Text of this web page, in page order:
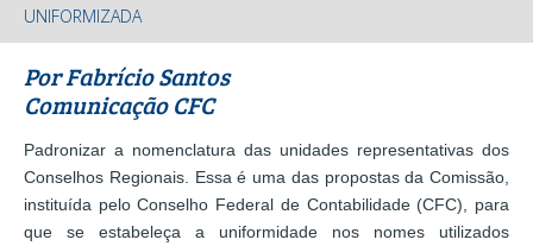
UNIFORMIZADA
Por Fabrício Santos
Comunicação CFC
Padronizar a nomenclatura das unidades representativas dos
Conselhos Regionais. Essa é uma das propostas da Comissão,
instituída pelo Conselho Federal de Contabilidade (CFC), para
que se estabeleça a uniformidade nos nomes utilizados